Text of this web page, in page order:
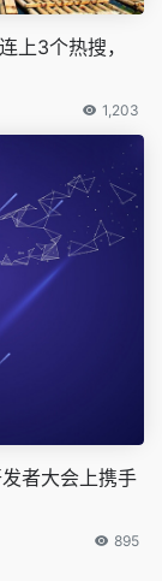
上3个热搜，
1,203
者大会上携手
895